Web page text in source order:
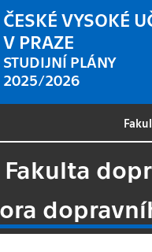
ČESKÉ VYSOKÉ
V PRAZE
STUDIJNÍ PLÁNY
2025/2026
Fakulta